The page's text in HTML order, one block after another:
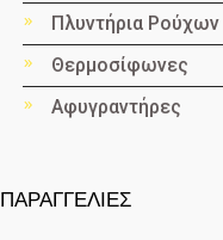
Πλυντήρια Ρούχων
Θερμοσίφωνες
Αφυγραντήρες
ΠΑΡΑΓΓΕΛΙΕΣ